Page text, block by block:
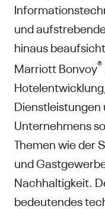
und
hinaus
Marriott Bonvoy®
Dienstleistungen
Unternehmens
Themen wie der
und
Nachhaltigkeit.
bedeutendes